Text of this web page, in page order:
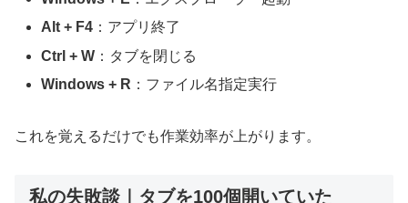
Alt + F4 ：アプリ終了
Ctrl + W ：タブを閉じる
Windows + R ：ファイル名指定実行
これを覚えるだけでも作業効率が上がります。
私の失敗談｜タブを100個開いていた